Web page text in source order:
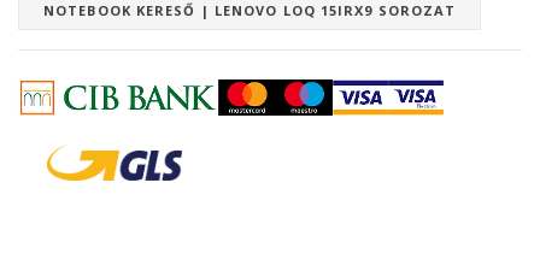
NOTEBOOK KERESŐ | LENOVO LOQ 15IRX9 SOROZAT